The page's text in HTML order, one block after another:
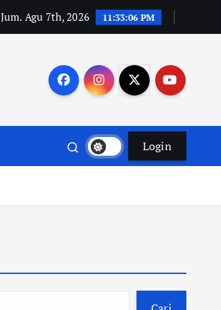
Jum. Agu 7th, 2026 11:33:07 PM
Login